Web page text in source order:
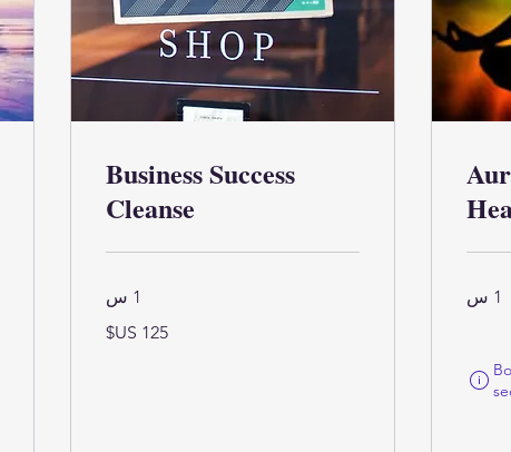
1 س
Business Success
Cleanse
1 س